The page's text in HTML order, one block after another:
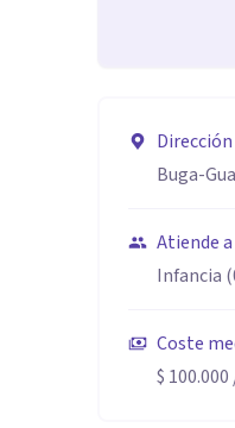
Buga-
Atiende a
Infancia
Coste
$ 100.000